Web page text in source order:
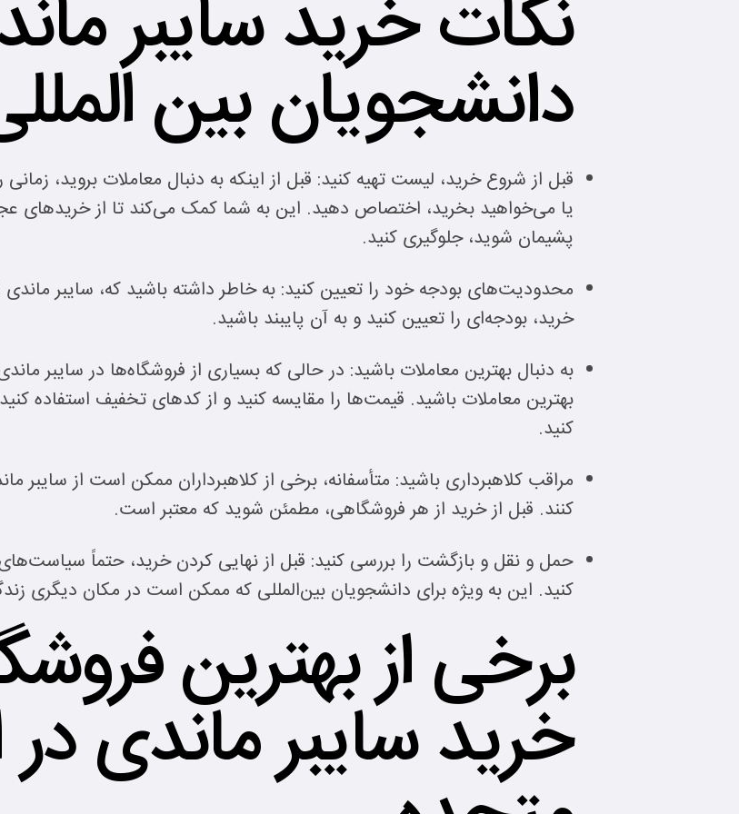
نکات خرید سایبر
دانشجویان بین
قبل از شروع خرید، لیست تهیه کنید: قبل از اینکه به دنبال معاملات بروید، زمانی
یا می‌خواهید بخرید، اختصاص دهید. این به شما کمک می‌کند تا از خریدهای
پشیمان شوید، جلوگیری کنید.
محدودیت‌های بودجه خود را تعیین کنید: به خاطر داشته باشید که، سایبر
خرید، بودجه‌ای را تعیین کنید و به آن پایبند باشید.
به دنبال بهترین معاملات باشید: در حالی که بسیاری از فروشگاه‌ها در سایبر
بهترین معاملات باشید. قیمت‌ها را مقایسه کنید و از کدهای تخفیف استفاده
کنید.
مراقب کلاهبرداری باشید: متأسفانه، برخی از کلاهبرداران ممکن است از سایبر
کنند. قبل از خرید از هر فروشگاهی، مطمئن شوید که معتبر است.
حمل و نقل و بازگشت را بررسی کنید: قبل از نهایی کردن خرید، حتماً
کنید. این به ویژه برای دانشجویان بین‌المللی که ممکن است در مکان دیگری
برخی از بهترین
خرید سایبر ماندی در